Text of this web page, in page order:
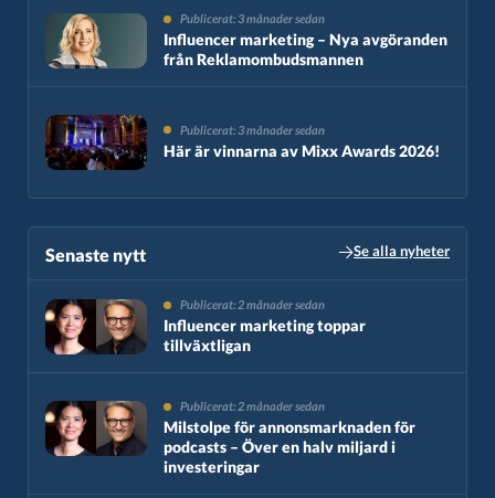
Publicerat: 3 månader sedan
Influencer marketing – Nya avgöranden
från Reklamombudsmannen
Publicerat: 3 månader sedan
Här är vinnarna av Mixx Awards 2026!
Senaste nytt​ Se alla nyheter
Publicerat: 2 månader sedan
Influencer marketing toppar
tillväxtligan
Publicerat: 2 månader sedan
Milstolpe för annonsmarknaden för
podcasts – Över en halv miljard i
investeringar